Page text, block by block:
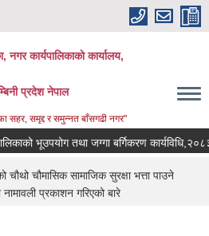
नगर कार्यपालिकाकाे कार्यालय,
प्रदेश नेपाल
सहर, समृद्द र समुन्नत बाँसगढी नगर"
भूउपयोग तथा जग्गा बर्गिकरण कार्यविधि,२०८३
चौमासिक सामाजिक सुरक्षा भत्ता पाउने
प्रकाशन गरिएको बारे